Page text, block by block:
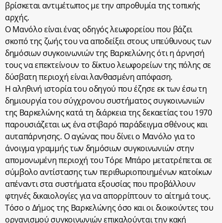
βρίσκεται αντιμέτωπος με την απροθυμία της τοπικής
αρχής.
Ο Μανόλο είναι ένας οδηγός λεωφορείου που βάζει
σκοπό της ζωής του να αποδείξει στους υπεύθυνους των
δημόσιων συγκοινωνιών της Βαρκελώνης ότι η άρνησή
τους να επεκτείνουν το δίκτυο λεωφορείων της πόλης σε
δύσβατη περιοχή είναι λανθασμένη απόφαση.
Η αληθινή ιστορία του οδηγού που έζησε εκ των έσω τη
δημιουργία του σύγχρονου συστήματος συγκοινωνιών
της Βαρκελώνης κατά τη διάρκεια της δεκαετίας του 1970
παρουσιάζεται ως ένα στιβαρό παράδειγμα σθένους και
αυταπάρνησης. Ο αγώνας που δίνει ο Μανόλο για το
άνοιγμα γραμμής των δημόσιων συγκοινωνιών στην
απομονωμένη περιοχή του Τόρε Μπάρο μετατρέπεται σε
σύμβολο αντίστασης των περιθωριοποιημένων κατοίκων
απέναντι στα συστήματα εξουσίας που προβάλλουν
φτηνές δικαιολογίες για να απορρίπτουν το αίτημά τους.
Τόσο ο Δήμος της Βαρκελώνης όσο και οι διοικούντες του
οργανισμού συγκοινωνιών επικαλούνται την κακή